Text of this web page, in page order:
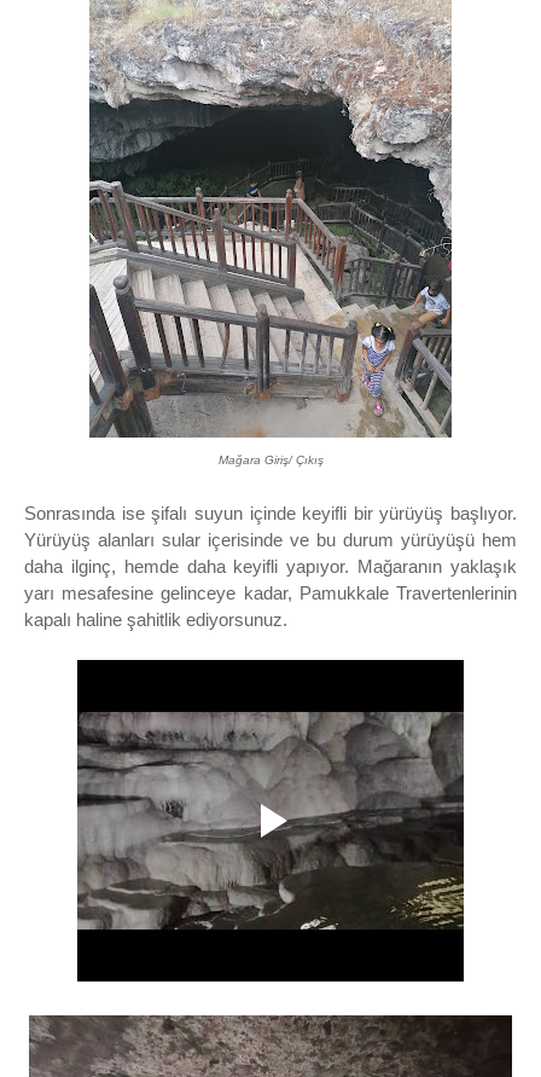
Mağara Giriş/ Çıkış
Sonrasında ise şifalı suyun içinde keyifli bir yürüyüş başlıyor.
Yürüyüş alanları sular içerisinde ve bu durum yürüyüşü hem
daha ilginç, hemde daha keyifli yapıyor. Mağaranın yaklaşık
yarı mesafesine gelinceye kadar, Pamukkale Travertenlerinin
kapalı haline şahitlik ediyorsunuz.